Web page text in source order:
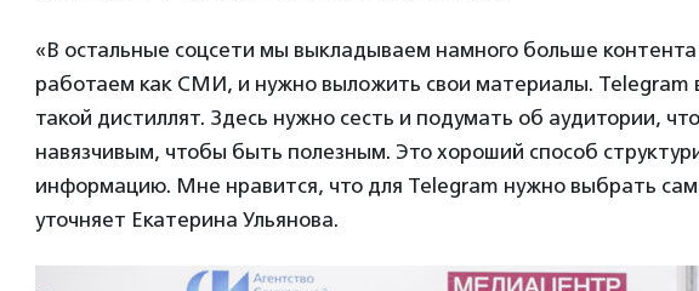
«В остальные соцсети мы выкладываем намного больше
работаем как СМИ, и нужно выложить свои материалы. Telegram
такой дистиллят. Здесь нужно сесть и подумать об аудитории,
навязчивым, чтобы быть полезным. Это хороший способ
информацию. Мне нравится, что для Telegram нужно выбрать
уточняет Екатерина Ульянова.